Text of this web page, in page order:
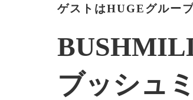
ゲストはHUGEグルー
ブッシュ